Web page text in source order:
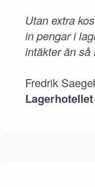
Utan extra
in pengar i
intäkter än så
Fredrik